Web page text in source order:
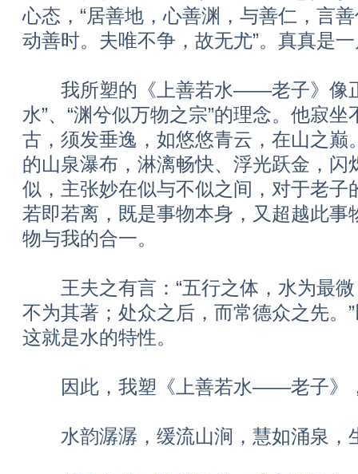
心态，“居善地，心善渊，与善仁，言
动善时。夫唯不争，故无尤”。真真是
我所塑的《上善若水——老子》像正
水”、“渊兮似万物之宗”的理念。他寂
古，须发垂逸，如悠悠青云，在山之巅
的山泉瀑布，淋漓畅快、浮光跃金，闪
似，主张妙在似与不似之间，对于老子
若即若离，既是事物本身，又超越此事
物与我的合一。
王夫之有言：“五行之体，水为最微
不为其著；处众之后，而常德众之先。
这就是水的特性。
因此，我塑《上善若水——老子》
水韵潺潺，缓流山涧，慧如涌泉，